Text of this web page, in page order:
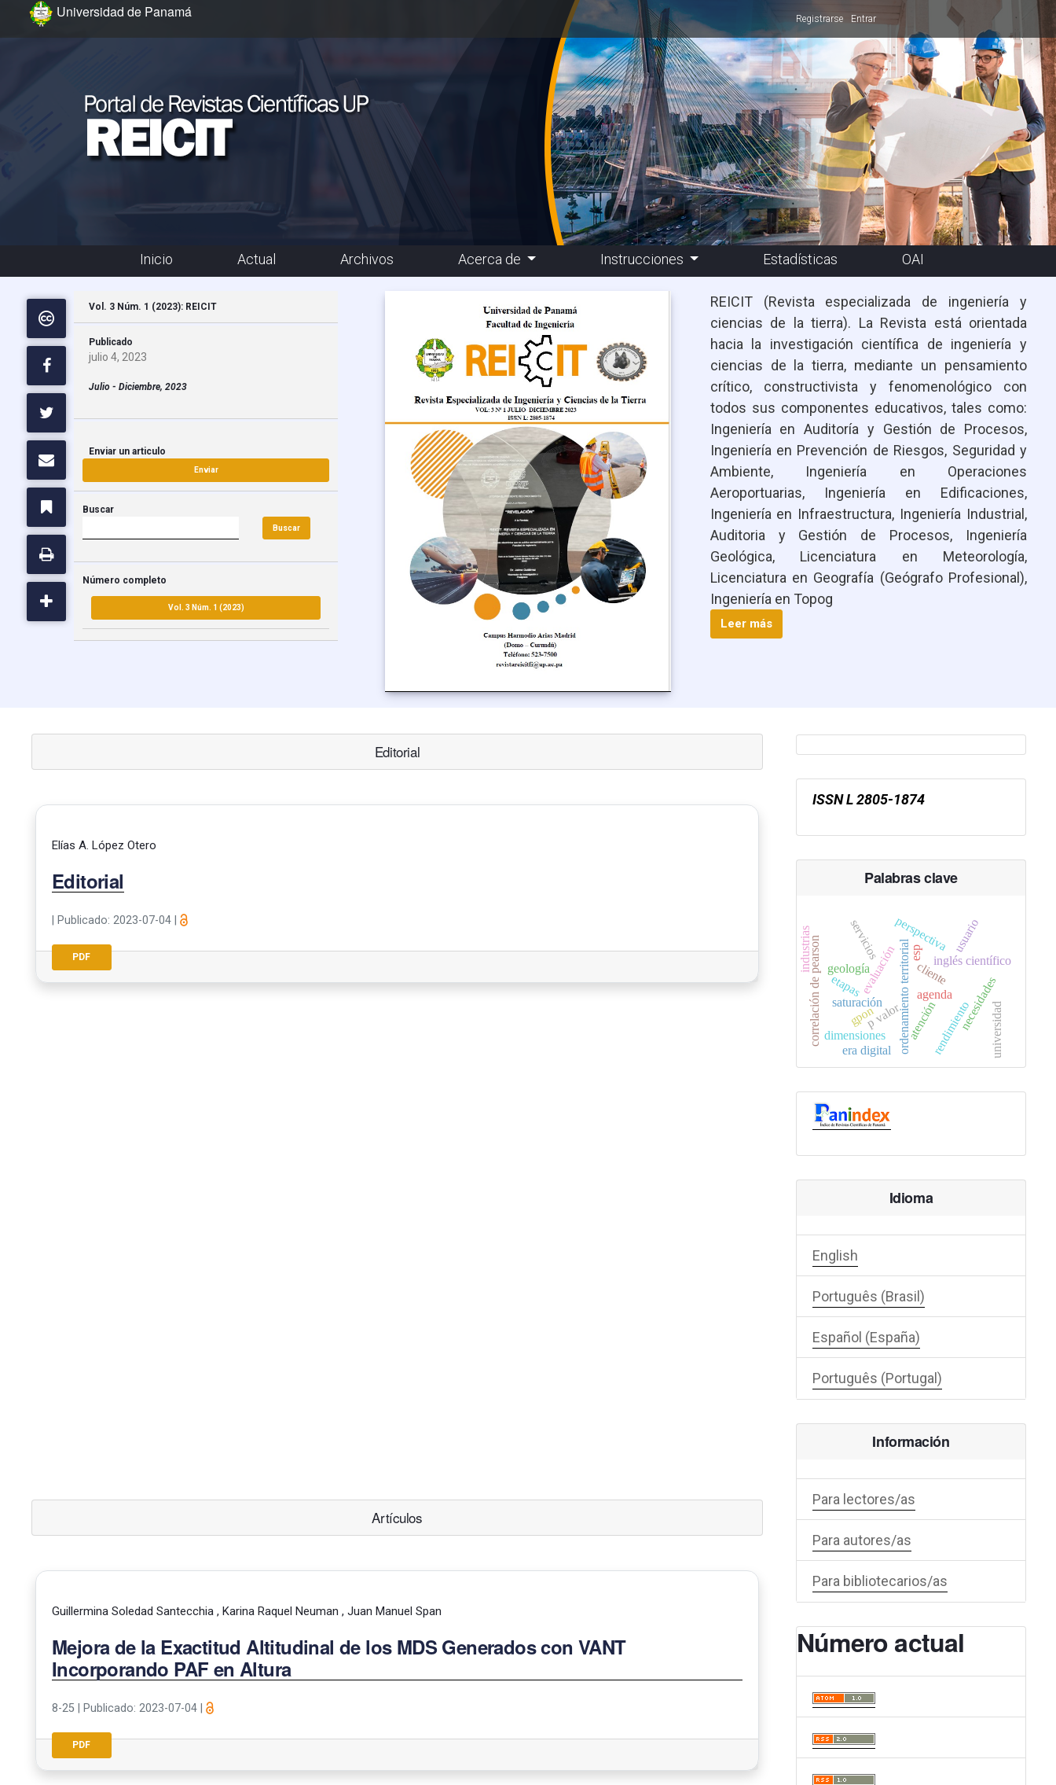
Ir al menú de navegación principal
Ir al contenido principal
Ir al pie de página del sitio
Universidad de Panamá Registrarse Entrar
Menú principal
Inicio Actual Archivos Acerca de Instrucciones Estadísticas OAI
Vol. 3 Núm. 1 (2023): REICIT
Publicado
julio 4, 2023
Julio - Diciembre, 2023
Enviar un articulo
Enviar
Buscar
Buscar
Número completo
Vol. 3 Núm. 1 (2023)
REICIT (Revista especializada de ingeniería y
ciencias de la tierra). La Revista está orientada
hacia la investigación científica de ingeniería y
ciencias de la tierra, mediante un pensamiento
crítico, constructivista y fenomenológico con
todos sus componentes educativos, tales como:
Ingeniería en Auditoría y Gestión de Procesos,
Ingeniería en Prevención de Riesgos, Seguridad y
Ambiente, Ingeniería en Operaciones
Aeroportuarias, Ingeniería en Edificaciones,
Ingeniería en Infraestructura, Ingeniería Industrial,
Auditoria y Gestión de Procesos, Ingeniería
Geológica, Licenciatura en Meteorología,
Licenciatura en Geografía (Geógrafo Profesional),
Ingeniería en Topog
Leer más
Editorial
Elías A. López Otero
Editorial
Publicado: 2023-07-04
PDF
Artículos
Guillermina Soledad Santecchia , Karina Raquel Neuman , Juan Manuel Span
Mejora de la Exactitud Altitudinal de los MDS Generados con VANT
Incorporando PAF en Altura
8-25 Publicado: 2023-07-04
PDF
ISSN L 2805-1874
Palabras clave
ordenamiento territorial
p valor
saturación rendimiento
gpon
evaluación
perspectiva
cliente
atención
agenda
geología
esp inglés científico
correlación de pearson
industrias servicios
etapas necesidades
usuario
dimensiones universidad
era digital
Idioma
English
Português (Brasil)
Español (España)
Português (Portugal)
Información
Para lectores/as
Para autores/as
Para bibliotecarios/as
Número actual